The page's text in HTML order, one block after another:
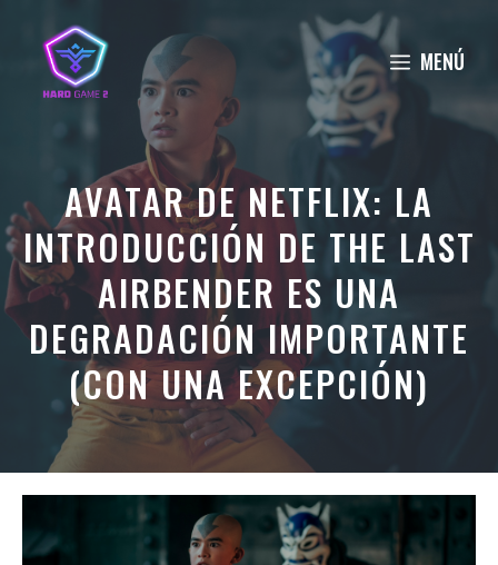
contenido
MENÚ
AVATAR DE NETFLIX: LA
INTRODUCCIÓN DE THE LAST
AIRBENDER ES UNA
DEGRADACIÓN IMPORTANTE
(CON UNA EXCEPCIÓN)